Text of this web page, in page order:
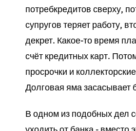
потребкредитов сверху,
супругов теряет работу,
декрет. Какое-то время
счёт кредитных карт.
просрочки и
Долговая яма засасывает
В одном из подобных дел